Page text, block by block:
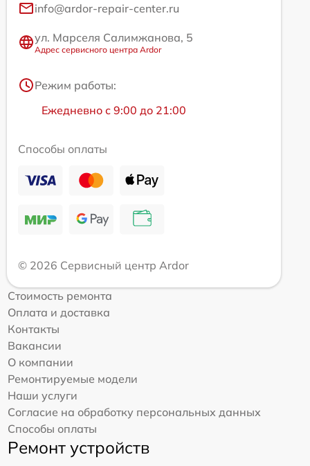
info@ardor-repair-center.ru
ул. Марселя Салимжанова, 5
Адрес сервисного центра Ardor
Режим работы:
Ежедневно с 9:00 до 21:00
Способы оплаты
© 2026 Сервисный центр Ardor
Стоимость ремонта
Оплата и доставка
Контакты
Вакансии
О компании
Ремонтируемые модели
Наши услуги
Согласие на обработку персональных данных
Способы оплаты
Ремонт устройств